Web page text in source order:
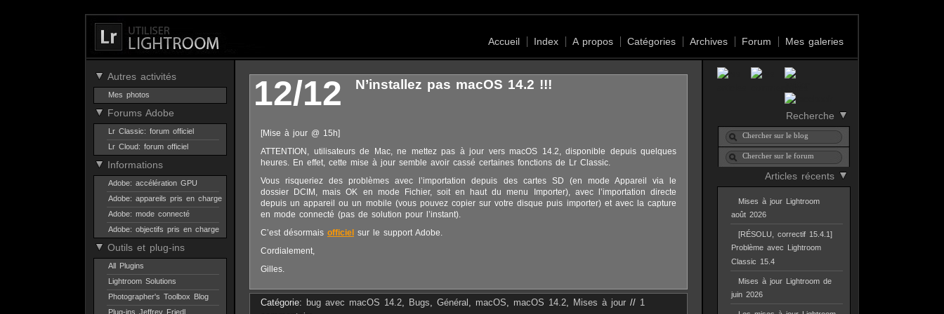
Accueil Index A propos Catégories Archives Forum Mes galeries
Autres activités
Mes photos
Forums Adobe
Lr Classic: forum officiel
Lr Cloud: forum officiel
Informations
Adobe: accélération GPU
Adobe: appareils pris en charge
Adobe: mode connecté
Adobe: objectifs pris en charge
Outils et plug-ins
All Plugins
Lightroom Solutions
Photographer's Toolbox Blog
Plug-ins Jeffrey Friedl
Recherche
Articles récents
Mises à jour Lightroom
août 2026
[RÉSOLU, correctif 15.4.1]
Problème avec Lightroom
Classic 15.4
Mises à jour Lightroom de
juin 2026
12/12 N’installez pas macOS 14.2 !!!
[Mise à jour @ 15h]
ATTENTION, utilisateurs de Mac, ne mettez pas à jour vers macOS 14.2, disponible depuis quelques
heures. En effet, cette mise à jour semble avoir cassé certaines fonctions de Lr Classic.
Vous risqueriez des problèmes avec l’importation depuis des cartes SD (en mode Appareil via le
dossier DCIM, mais OK en mode Fichier, soit en haut du menu Importer), avec l’importation directe
depuis un appareil ou un mobile (vous pouvez copier sur votre disque puis importer) et avec la capture
en mode connecté (pas de solution pour l’instant).
C’est désormais officiel sur le support Adobe.
Cordialement,
Gilles.
Catégorie: bug avec macOS 14.2, Bugs, Général , macOS, macOS 14.2, Mises à jour // 1